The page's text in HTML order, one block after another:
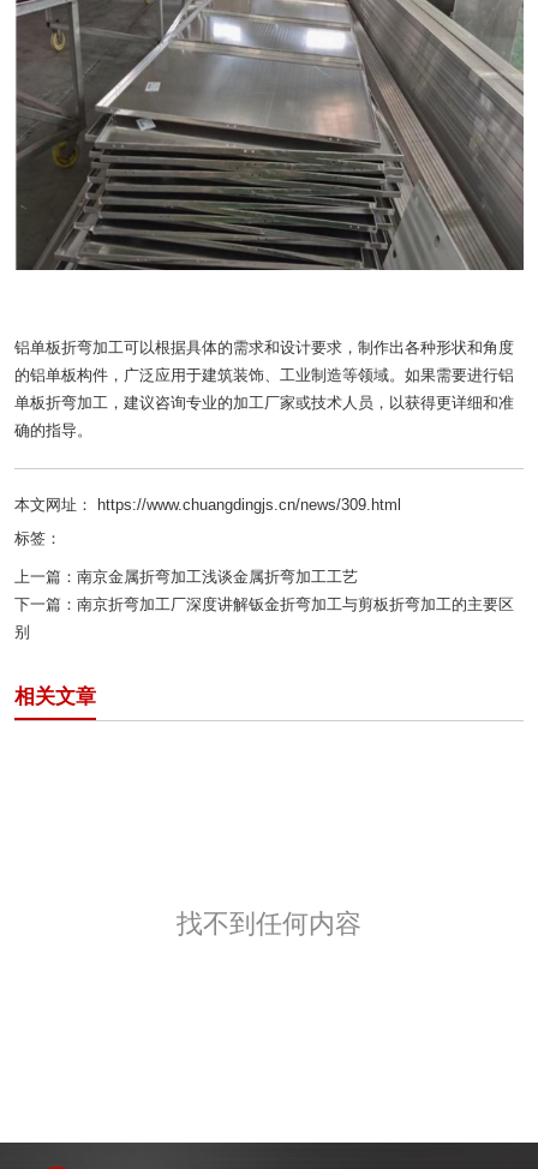
铝单板折弯加工可以根据具体的需求和设计要求，制作出各种形状和角度
的铝单板构件，广泛应用于建筑装饰、工业制造等领域。如果需要进行铝
单板折弯加工，建议咨询专业的加工厂家或技术人员，以获得更详细和准
确的指导。
本文网址： https://www.chuangdingjs.cn/news/309.html
标签：
上一篇： 南京金属折弯加工浅谈金属折弯加工工艺
下一篇： 南京折弯加工厂深度讲解钣金折弯加工与剪板折弯加工的主要区
别
相关文章
找不到任何内容